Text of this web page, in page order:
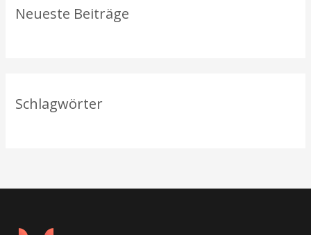
Neueste Beiträge
Schlagwörter